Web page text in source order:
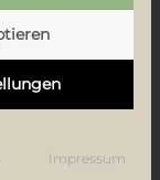
3,90 m²
Impressum